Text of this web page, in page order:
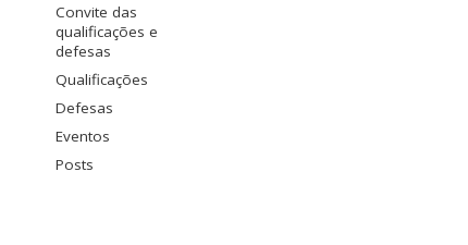
Convite das
qualificações e
defesas
Qualificações
Defesas
Eventos
Posts